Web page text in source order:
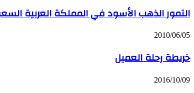
التمور الذهب الأسود في المملكة العربية
2010/06/05
خريطة رحلة العميل
2016/10/09